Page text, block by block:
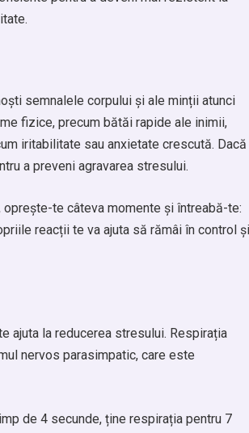
semnalele corpului și ale minții atunci
fizice, precum bătăi rapide ale inimii,
iritabilitate sau anxietate crescută. Dacă
a preveni agravarea stresului.
te câteva momente și întreabă-te:
reacții te va ajuta să rămâi în control și
ajuta la reducerea stresului. Respirația
nervos parasimpatic, care este
de 4 secunde, ține respirația pentru 7